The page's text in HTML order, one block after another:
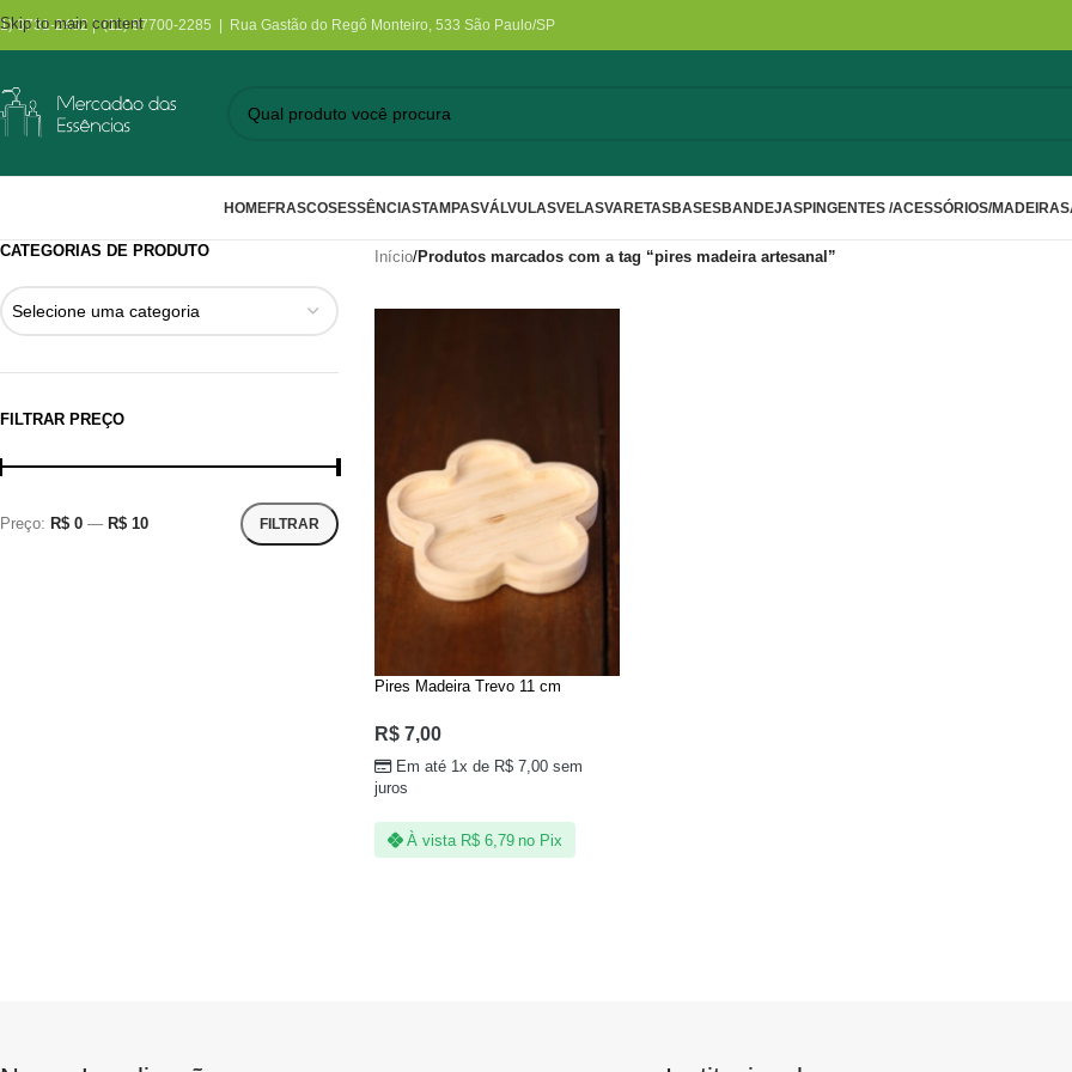
Skip to main content
3731-2452 | (11) 97700-2285 | Rua Gastão do Regô Monteiro, 533 São Paulo/SP
HOMEFRASCOSESSÊNCIASTAMPASVÁLVULASVELASVARETASBASESBANDEJASPINGENTES /ACESSÓRIOS/MADEIRA
CATEGORIAS DE PRODUTO
Selecione uma categoria
FILTRAR PREÇO
FILTRAR
Preço: R$ 0 — R$ 10
Início/Produtos marcados com a tag “pires madeira artesanal”
Pires Madeira Trevo 11 cm
R$7,00
Em até 1x de R$ 7,00 sem
juros
À vista R$6,79 no Pix